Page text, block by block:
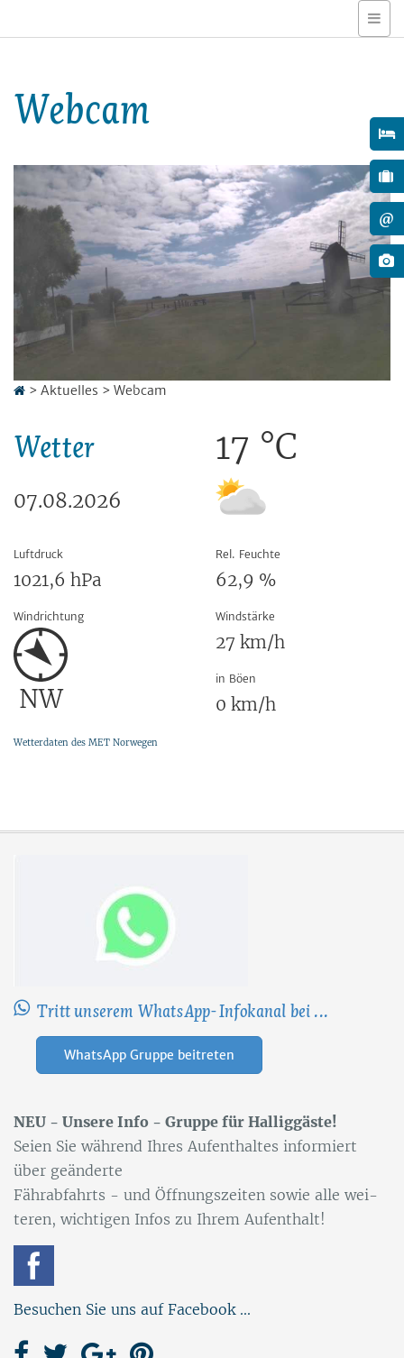
@
Webcam
> Aktuelles > Webcam
Wetter
07.08.2026
17 °C
Luftdruck
1021,6 hPa
Windrichtung
NW
Rel. Feuchte
62,9 %
Windstärke
27 km/h
in Böen
0 km/h
Wetterdaten des MET Norwegen
Tritt unserem WhatsApp-Infokanal bei ...
WhatsApp Gruppe beitreten
NEU - Un­se­re Info - Grup­pe für Hal­lig­gäs­te!
Sei­en Sie wäh­rend Ih­res Auf­ent­hal­tes in­for­miert
über ge­än­der­te
Fähr­ab­fahrts - und Öff­nungs­zei­ten so­wie alle wei­
te­ren, wich­ti­gen In­fos zu Ih­rem Auf­ent­halt!
Besuchen Sie uns auf Facebook ...